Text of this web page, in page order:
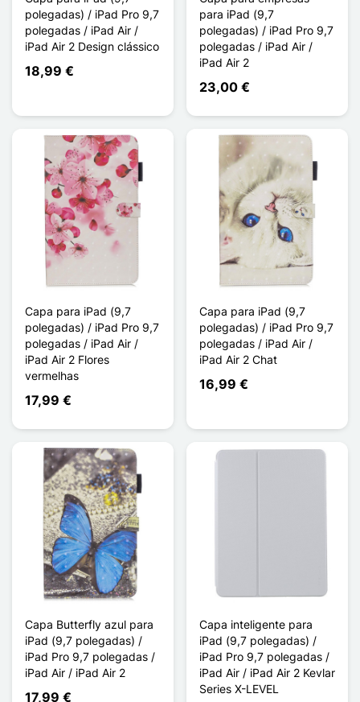
polegadas) / iPad Pro 9,7
polegadas / iPad Air /
iPad Air 2 Design clássico
18,99 €
para iPad (9,7
polegadas) / iPad Pro 9,7
polegadas / iPad Air /
iPad Air 2
23,00 €
Capa para iPad (9,7
polegadas) / iPad Pro 9,7
polegadas / iPad Air /
iPad Air 2 Flores
vermelhas
17,99 €
Capa para iPad (9,7
polegadas) / iPad Pro 9,7
polegadas / iPad Air /
iPad Air 2 Chat
16,99 €
Capa Butterfly azul para
iPad (9,7 polegadas) /
iPad Pro 9,7 polegadas /
iPad Air / iPad Air 2
17,99 €
Capa inteligente para
iPad (9,7 polegadas) /
iPad Pro 9,7 polegadas /
iPad Air / iPad Air 2 Kevlar
Series X-LEVEL